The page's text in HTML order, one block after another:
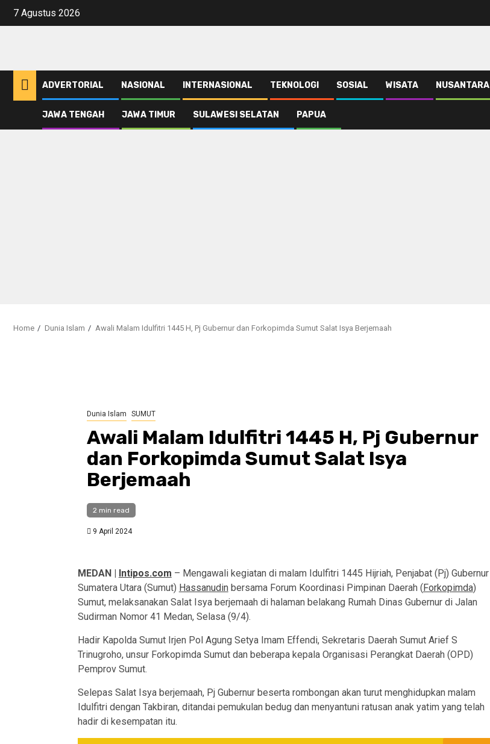
Skip
7 Agustus 2026
ADVERTORIAL NASIONAL INTERNASIONAL TEKNOLOGI SOSIAL WISATA NUSANTARA
JAWA TENGAH JAWA TIMUR SULAWESI SELATAN PAPUA
Home Dunia Islam Awali Malam Idulfitri 1445 H, Pj Gubernur dan Forkopimda Sumut Salat Isya Berjemaah
Dunia Islam SUMUT
Awali Malam Idulfitri 1445 H, Pj Gubernur
dan Forkopimda Sumut Salat Isya
Berjemaah
2 min read
9 April 2024
MEDAN | Intipos.com – Mengawali kegiatan di malam Idulfitri 1445 Hijriah, Penjabat (Pj) Gubernur
Sumatera Utara (Sumut) Hassanudinbersama Forum Koordinasi Pimpinan Daerah ( Forkopimda)
Sumut, melaksanakan Salat Isya berjemaah di halaman belakang Rumah Dinas Gubernur di Jalan
Sudirman Nomor 41 Medan, Selasa (9/4).
Hadir Kapolda Sumut Irjen Pol Agung Setya Imam Effendi, Sekretaris Daerah Sumut Arief S
Trinugroho, unsur Forkopimda Sumut dan beberapa kepala Organisasi Perangkat Daerah (OPD)
Pemprov Sumut.
Selepas Salat Isya berjemaah, Pj Gubernur beserta rombongan akan turut menghidupkan malam
Idulfitri dengan Takbiran, ditandai pemukulan bedug dan menyantuni ratusan anak yatim yang telah
hadir di kesempatan itu.